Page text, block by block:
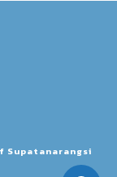
Supatanarangsi